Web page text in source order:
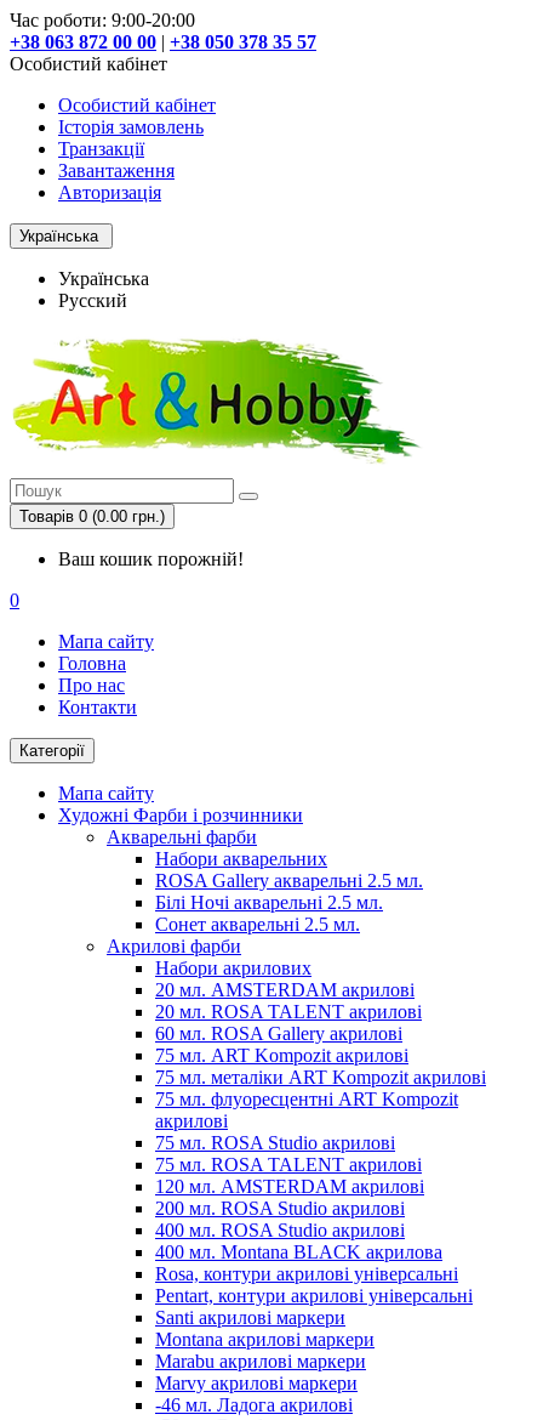
Час роботи: 9:00-20:00
+38 063 872 00 00 | +38 050 378 35 57
Особистий кабінет
Особистий кабінет
Історія замовлень
Транзакції
Завантаження
Авторизація
Українська
Українська
Русский
Товарів 0 (0.00 грн.)
Ваш кошик порожній!
0
Мапа сайту
Головна
Про нас
Контакти
Категорії
Мапа сайту
Художні Фарби і розчинники
Акварельні фарби
Набори акварельних
ROSA Gallery акварельні 2.5 мл.
Білі Ночі акварельні 2.5 мл.
Сонет акварельні 2.5 мл.
Акрилові фарби
Набори акрилових
20 мл. AMSTERDAM акрилові
20 мл. ROSA TALENT акрилові
60 мл. ROSA Gallery акрилові
75 мл. ART Kompozit акрилові
75 мл. металіки ART Kompozit акрилові
75 мл. флуоресцентні ART Kompozit
акрилові
75 мл. ROSA Studio акрилові
75 мл. ROSA TALENT акрилові
120 мл. AMSTERDAM акрилові
200 мл. ROSA Studio акрилові
400 мл. ROSA Studio акрилові
400 мл. Montana BLACK акрилова
Rosa, контури акрилові універсальні
Pentart, контури акрилові універсальні
Santi акрилові маркери
Montana акрилові маркери
Marabu акрилові маркери
Marvy акрилові маркери
-46 мл. Ладога акрилові